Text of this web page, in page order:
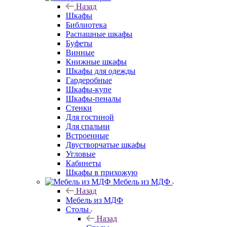
Назад
Шкафы
Библиотека
Распашные шкафы
Буфеты
Винные
Книжные шкафы
Шкафы для одежды
Гардеробные
Шкафы-купе
Шкафы-пеналы
Стенки
Для гостиной
Для спальни
Встроенные
Двустворчатые шкафы
Угловые
Кабинеты
Шкафы в прихожую
Мебель из МДФ
Назад
Мебель из МДФ
Столы
Назад